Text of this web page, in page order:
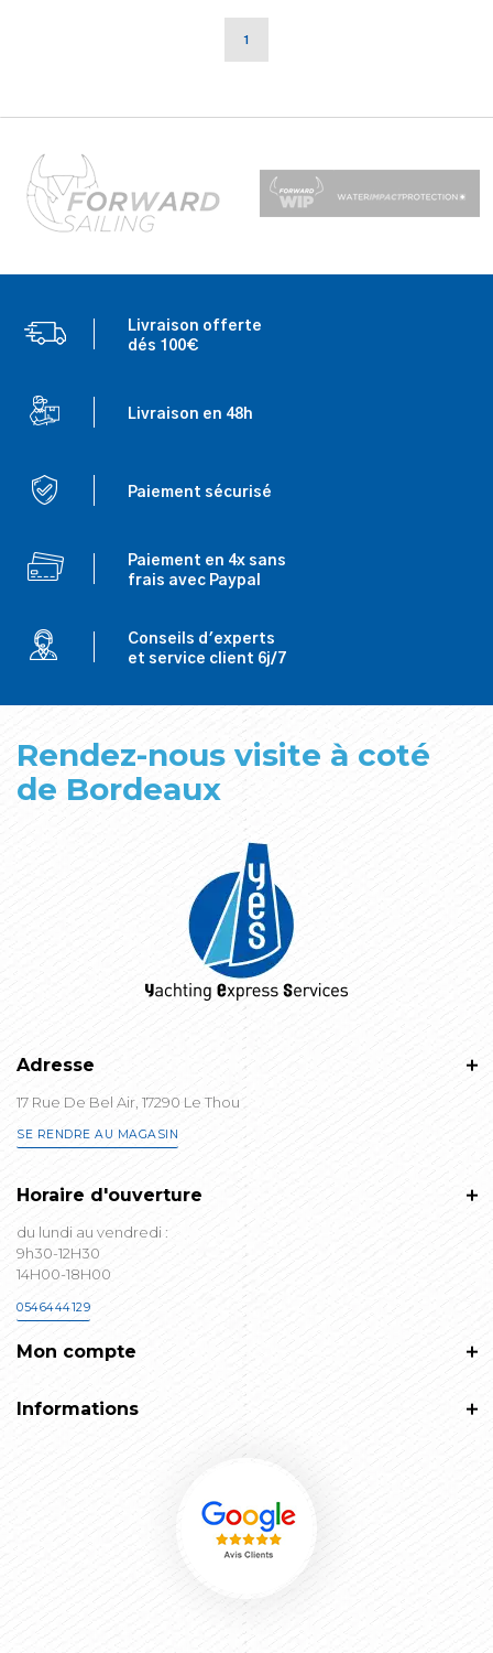
1
Livraison offerte
dés 100€
Livraison en 48h
Paiement sécurisé
Paiement en 4x sans
frais avec Paypal
Conseils d'experts
et service client 6j/7
Rendez-nous visite à coté
de Bordeaux
Adresse
17 Rue De Bel Air, 17290 Le Thou
SE RENDRE AU MAGASIN
Horaire d'ouverture
du lundi au vendredi :
9h30-12H30
14H00-18H00
0546444129
Mon compte
Informations